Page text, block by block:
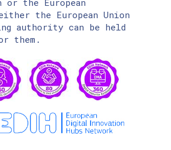
the European Union
authority can be held
them.